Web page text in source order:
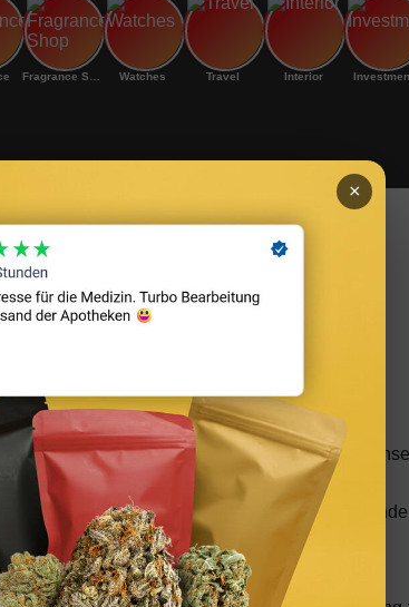
Watches Travel Interior
Cookies, um uns mitzuteilen, wenn Sie
Sie können auch einige Ihrer Einstellungen
haben kann, die wir anbieten können.
×